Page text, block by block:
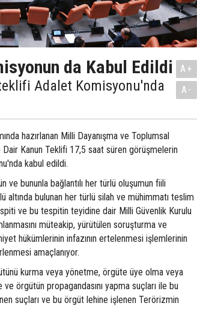
da Kabul Edildi
Adalet Komisyonu'nda
A+
A-
hazırlanan Milli Dayanışma ve Toplumsal
Kanun Teklifi 17,5 saat süren görüşmelerin
kabul edildi.
bununla bağlantılı her türlü oluşumun fiili
altında bulunan her türlü silah ve mühimmatı teslim
ve bu tespitin teyidine dair Milli Güvenlik Kurulu
müteakip, yürütülen soruşturma ve
hükümlerinin infazının ertelenmesi işlemlerinin
amaçlanıyor.
kurma veya yönetme, örgüte üye olma veya
örgütün propagandasını yapma suçları ile bu
suçları ve bu örgüt lehine işlenen Terörizmin